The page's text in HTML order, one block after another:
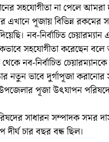
সহযোগীতা না পেলে আমরা
পূজায় বিভিন্ন রকমের
নব-নির্বাচিত চেয়ারম্যান
সহযোগীতা করেছেন
নব-নির্বাচিত
নতুন ভাবে দুর্গাপূজা করানোর
পূজা উৎযাপন
সাধারন সম্পাদক সমর
দীর্ঘ চার বছর বন্ধ ছিল।